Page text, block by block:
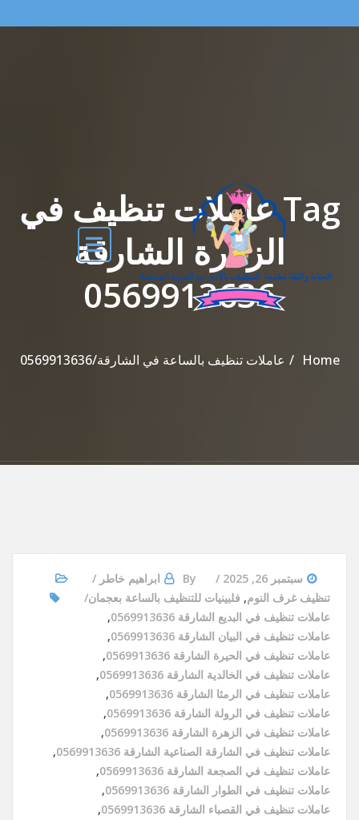
Tag عاملات تنظيف في
الزهرة الشارقة
0569913636
Home عاملات تنظيف بالساعة في الشارقة/0569913636
سبتمبر 26, 2025 By
ابراهيم خاطر
تنظيف غرف النوم, فلبينيات للتنظيف بالساعة بعجمان
عاملات تنظيف في البديع الشارقة 0569913636
,
عاملات تنظيف في البيان الشارقة 0569913636
,
عاملات تنظيف في الحيرة الشارقة 0569913636
,
عاملات تنظيف في الخالدية الشارقة 0569913636
,
عاملات تنظيف في الرمثا الشارقة 0569913636
,
عاملات تنظيف في الرولة الشارقة 0569913636
,
عاملات تنظيف في الزهرة الشارقة 0569913636
,
عاملات تنظيف في الشارقة الصناعية الشارقة 0569913636
,
عاملات تنظيف في الصجعة الشارقة 0569913636
,
عاملات تنظيف في الطوار الشارقة 0569913636
,
عاملات تنظيف في القصباء الشارقة 0569913636
,